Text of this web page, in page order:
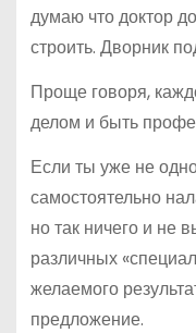
думаю что доктор
строить. Дворник
Проще говоря,
делом и быть
Если ты уже не
самостоятельно
но так ничего и не
различных
желаемого
предложение.